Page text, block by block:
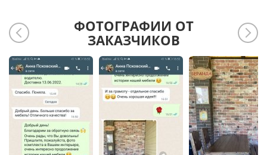
ФОТОГРАФИИ ОТ
ЗАКАЗЧИКОВ